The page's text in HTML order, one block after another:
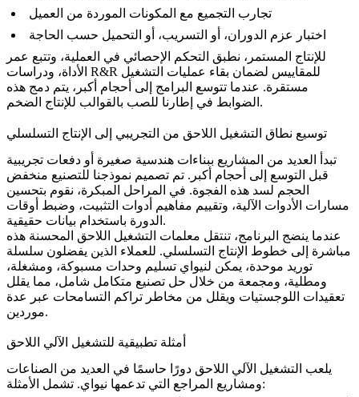
تجارب التجميع مع المكونات الموردة من العميل
اختبار عزم الدوران، أو التسريب، أو التحميل حسب الحاجة
للإنتاج المستمر، نطبق التحكم الإحصائي في العملية، وتتبع عمر
الأداة، ودراسات R&R للمقاييس لضمان بقاء عمليات التشغيل
مستقرة. عندما تتوسع البرامج إلى أحجام أكبر، يتم دمج هذه
الضوابط في إطارنا للصب بالقوالب للإنتاج الضخم .
توسيع نطاق التشغيل اللاحق من التجريبي إلى الإنتاج التسلسلي
تبدأ العديد من المشاريع ببناءات هندسية صغيرة أو دفعات تجريبية
قبل التوسع إلى أحجام أكبر. تم تصميم نموذجنا للتصنيع منخفض
الحجم لسد هذه الفجوة. في المراحل المبكرة، نقوم بتحسين
مسارات الأدوات الآلية، وتقييم مفاهيم أدوات التثبيت، وضبط أوقات
الدورة باستخدام بيانات حقيقية.
عندما ينضج البرنامج، تنتقل معلمات التشغيل اللاحق المحسنة هذه
مباشرة إلى خطوط الإنتاج التسلسلي. للعملاء الذين يفضلون سلسلة
توريد موحدة، يمكن لنيواي تسليم وحدات مسبوكة، ومشغلة،
ومطلية، ومجمعة من خلال حل تصنيع متكامل شامل، مما يقلل
تعقيدات اللوجستيات ويقلل من مخاطر تراكم التسامحات عبر عدة
موردين.
أمثلة تطبيقية للتشغيل الآلي اللاحق
يلعب التشغيل الآلي اللاحق دورًا حاسمًا في العديد من الصناعات
ومشاريع المراجع التي تدعمها نيواي. تشمل الأمثلة: